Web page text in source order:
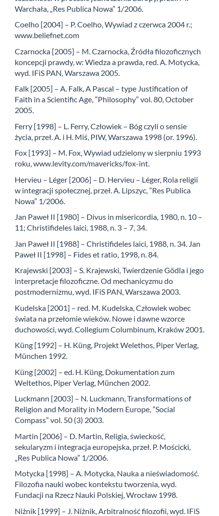
Warchała, „Res Publica Nowa” 1/2006.
Coelho [2004] – P. Coelho, Wywiad z czerwca 2004 r.;
www.beliefnet.com
Czarnocka [2005] – M. Czarnocka, Źródła filozoficznych
koncepcji prawdy, w: Wiedza a prawda, red. A. Motycka,
wyd. IFiS PAN, Warszawa 2005.
Falk [2005] – A. Falk, A Pascal – type Justification of
Faith in a Scientific Age, ”Philosophy” vol. 80, October
2005.
Ferry [1998] – L. Ferry, Człowiek – Bóg czyli o sensie
życia, przeł. A. i H. Miś, PIW, Warszawa 1998 (or. 1996).
Fox [1993] – M. Fox, Wywiad udzielony w sierpniu 1993
roku, www.levity.com/mavericks/fox-int.
Hervieu – Léger [2006] – D. Hervieu – Léger, Rola religii
w integracji społecznej, przeł. A. Lipszyc, ”Res Publica
Nowa” 1/2006.
Jan Paweł II [1980] – Divus in misericordia, 1980, n. 10 –
11; Christifideles laici, 1988, n. 3 – 7, 34.
Jan Paweł II [1988] – Christifideles laici, 1988, n. 34. Jan
Paweł II [1998] – Fides et ratio, 1998, n. 84.
Krajewski [2003] – S. Krajewski, Twierdzenie Gödla i jego
interpretacje filozoficzne. Od mechanicyzmu do
postmodernizmu, wyd. IFiS PAN, Warszawa 2003.
Kudelska [2001] – red. M. Kudelska, Człowiek wobec
świata na przełomie wieków. Nowe i dawne wzorce
duchowości, wyd. Collegium Columbinum, Kraków 2001.
Küng [1992] – H. Küng, Projekt Welethos, Piper Verlag,
München 1992.
Küng [2002] – ed. H. Küng, Dokumentation zum
Weltethos, Piper Verlag, München 2002.
Luckmann [2003] – N. Luckmann, Transformations of
Religion and Morality in Modern Europe, ”Social
Compass” vol. 50 (3) 2003.
Martin [2006] – D. Martin, Religia, świeckość,
sekularyzm i integracja europejska, przeł. P. Mościcki,
„Res Publica Nowa” 1/2006.
Motycka [1998] – A. Motycka, Nauka a nieświadomość.
Filozofia nauki wobec kontekstu tworzenia, wyd.
Fundacji na Rzecz Nauki Polskiej, Wrocław 1998.
Niżnik [1999] – J. Niżnik, Arbitralność filozofii, wyd. IFiS